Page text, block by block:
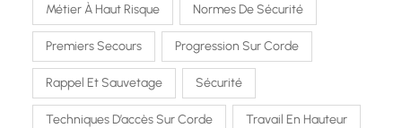
Métier À Haut Risque Normes De Sécurité
Premiers Secours Progression Sur Corde
Rappel Et Sauvetage Sécurité
Techniques D’accès Sur Corde Travail En Hauteur